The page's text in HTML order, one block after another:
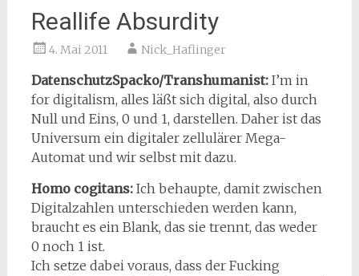
Reallife Absurdity
4. Mai 2011 Nick_Haflinger
DatenschutzSpacko/Transhumanist:I’m in
for digitalism, alles läßt sich digital, also durch
Null und Eins, 0 und 1, darstellen. Daher ist das
Universum ein digitaler zellulärer Mega-
Automat und wir selbst mit dazu.
Homo cogitans:Ich behaupte, damit zwischen
Digitalzahlen unterschieden werden kann,
braucht es ein Blank, das sie trennt, das weder
0 noch 1 ist.
Ich setze dabei voraus, dass der Fucking